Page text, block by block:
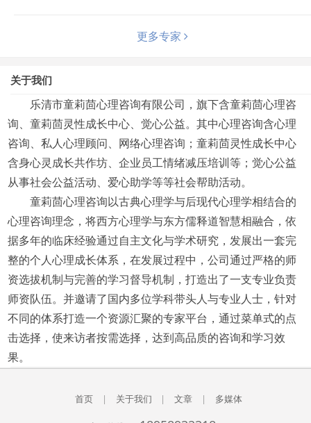
更多专家
关于我们
乐清市童莉茴心理咨询有限公司，旗下含童莉茴心理咨
询、童莉茴灵性成长中心、觉心公益。其中心理咨询含心理
咨询、私人心理顾问、网络心理咨询；童莉茴灵性成长中心
含身心灵成长共作坊、企业员工情绪减压培训等；觉心公益
从事社会公益活动、爱心助学等等社会帮助活动。
童莉茴心理咨询以古典心理学与后现代心理学相结合的
心理咨询理念，将西方心理学与东方儒释道智慧相融合，依
据多年的临床经验通过自主文化与学术研究，发展出一套完
整的个人心理成长体系，在发展过程中，公司通过严格的师
资选拔机制与完善的学习督导机制，打造出了一支专业负责
师资队伍。并邀请了国内多位学科带头人与专业人士，针对
不同的体系打造一个资源汇聚的专家平台，通过菜单式的点
击选择，使来访者按需选择，达到高品质的咨询和学习效
果。
首页 | 关于我们 | 文章 | 多媒体